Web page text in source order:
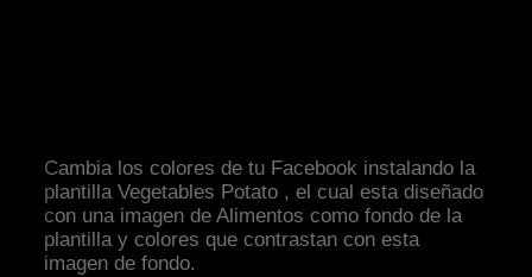
Cambia los colores de tu Facebook instalando la
plantilla Vegetables Potato , el cual esta diseñado
con una imagen de Alimentos como fondo de la
plantilla y colores que contrastan con esta
imagen de fondo.